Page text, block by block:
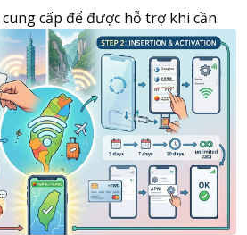
cấp để được hỗ trợ khi cần.